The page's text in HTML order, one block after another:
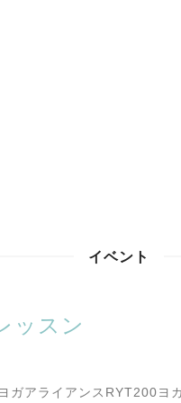
イベント
ッスン
ガアライアンスRYT200ヨ